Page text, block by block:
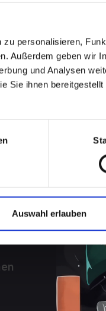
personalisieren,
Außerdem geben wir
und Analysen
Sie ihnen
Auswahl erlauben